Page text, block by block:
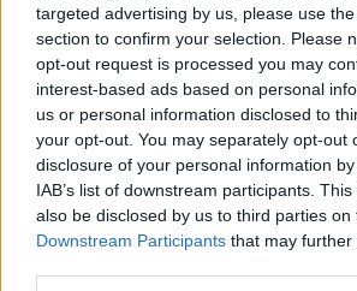
targeted advertising by us, please use
section to confirm your selection. Please
opt-out request is processed you may
interest-based ads based on personal
us or personal information disclosed to
your opt-out. You may separately opt-out
disclosure of your personal information
IAB’s list of downstream participants.
also be disclosed by us to third parties on
Downstream Participants that may
MAGYAR ÉPÍTŐK
Útépítés